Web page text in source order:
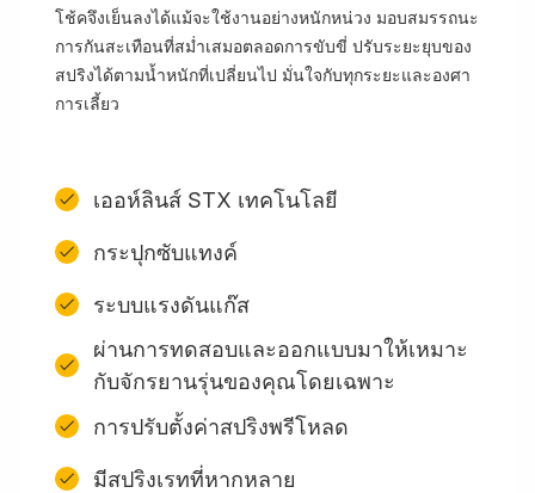
โช้คจึงเย็นลงได้แม้จะใช้งานอย่างหนักหน่วง มอบสมรรถนะ
การกันสะเทือนที่สม่ำเสมอตลอดการขับขี่ ปรับระยะยุบของ
สปริงได้ตามน้ำหนักที่เปลี่ยนไป มั่นใจกับทุกระยะและองศา
การเลี้ยว
เออห์ลินส์ STX เทคโนโลยี
กระปุกซับแทงค์
ระบบแรงดันแก๊ส
ผ่านการทดสอบและออกแบบมาให้เหมาะ
กับจักรยานรุ่นของคุณโดยเฉพาะ
การปรับตั้งค่าสปริงพรีโหลด
มีสปริงเรทที่หากหลาย